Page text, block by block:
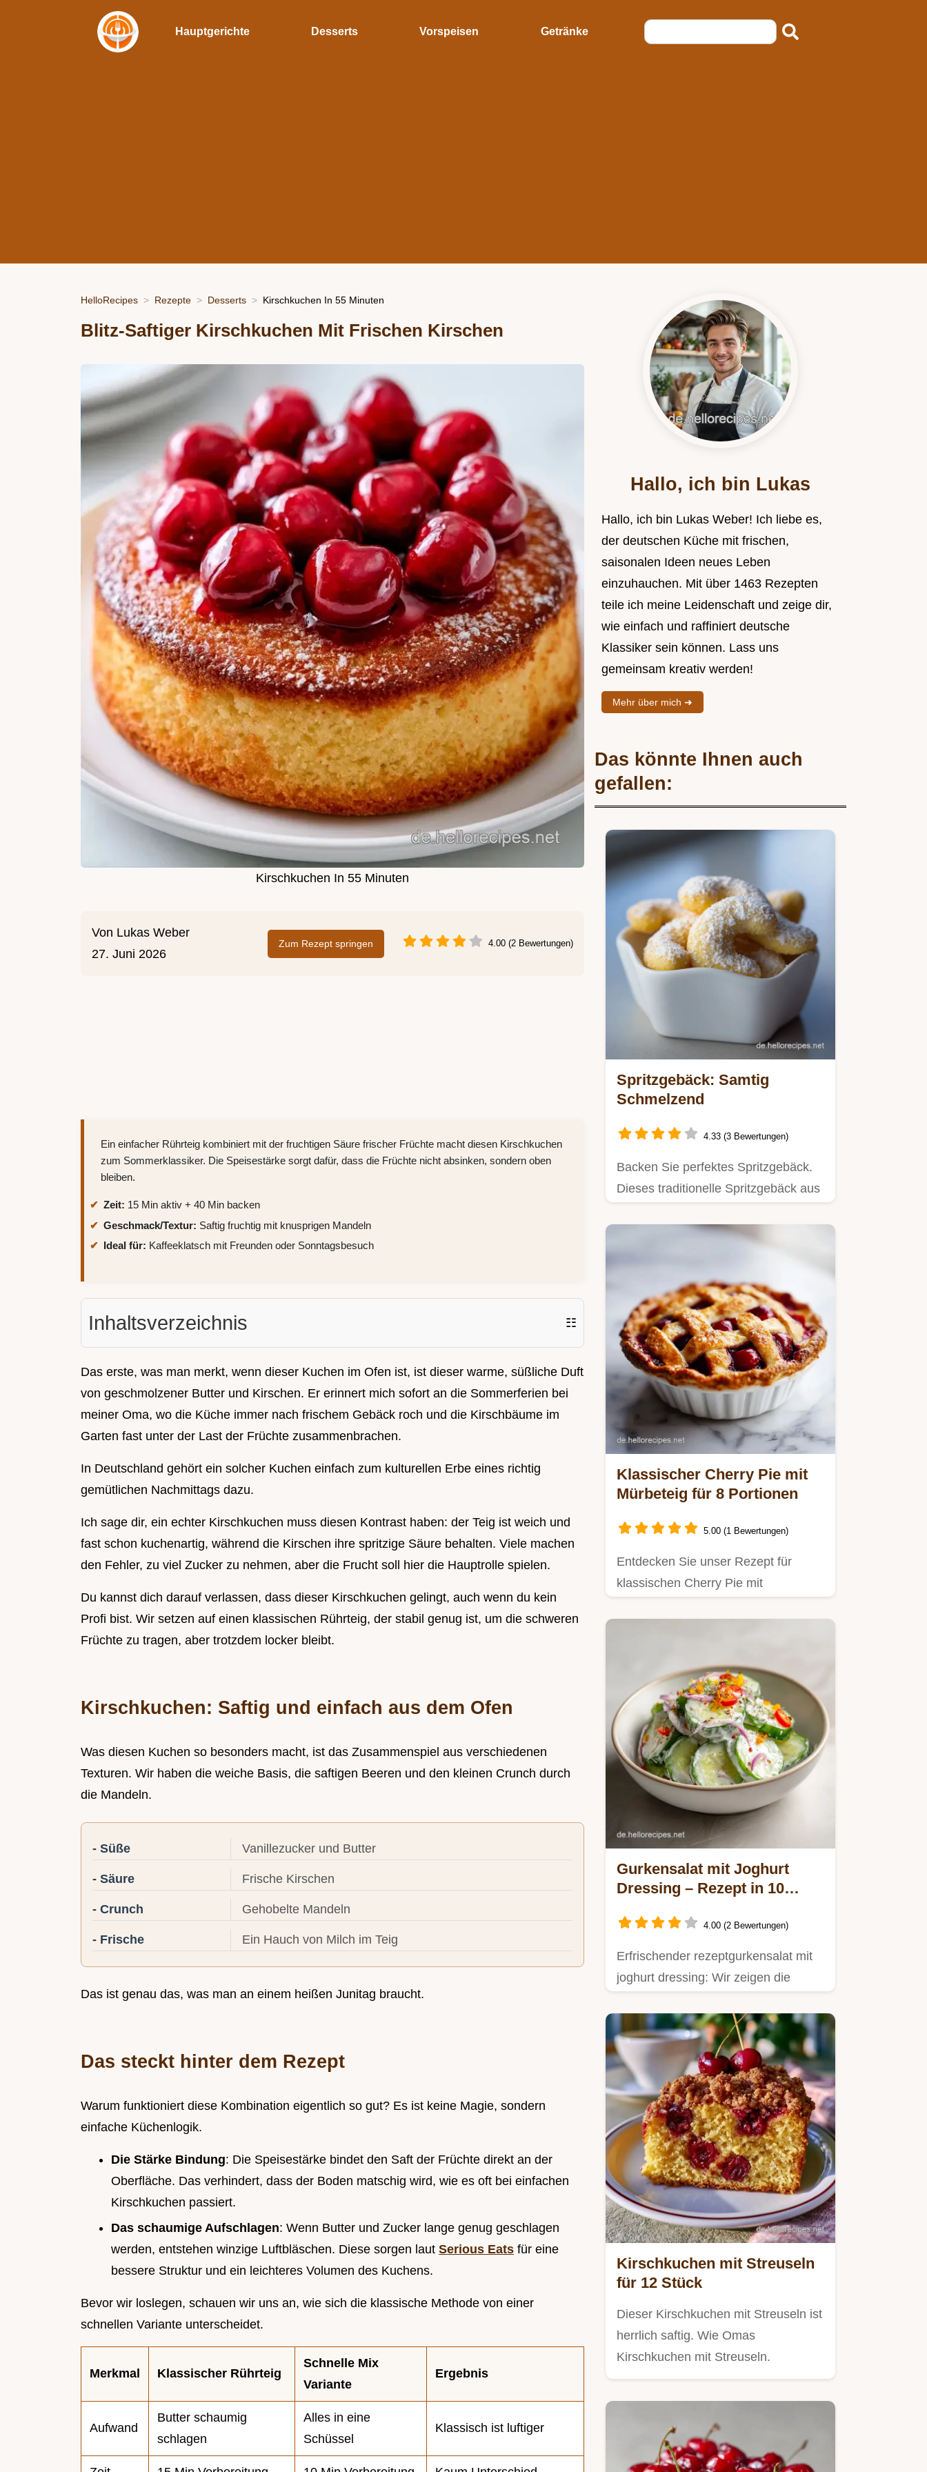
Hauptgerichte Desserts Vorspeisen Getränke
HelloRecipes Rezepte Desserts Kirschkuchen In 55 Minuten
Blitz-Saftiger Kirschkuchen Mit Frischen Kirschen
Kirschkuchen In 55 Minuten
Von Lukas Weber
27. Juni 2026
Zum Rezept springen 4.00 (2 Bewertungen)
Ein einfacher Rührteig kombiniert mit der fruchtigen Säure frischer Früchte macht diesen Kirschkuchen
zum Sommerklassiker. Die Speisestärke sorgt dafür, dass die Früchte nicht absinken, sondern oben
bleiben.
Zeit: 15 Min aktiv + 40 Min backen
Geschmack/Textur: Saftig fruchtig mit knusprigen Mandeln
Ideal für: Kaffeeklatsch mit Freunden oder Sonntagsbesuch
Inhaltsverzeichnis ☷
Das erste, was man merkt, wenn dieser Kuchen im Ofen ist, ist dieser warme, süßliche Duft
von geschmolzener Butter und Kirschen. Er erinnert mich sofort an die Sommerferien bei
meiner Oma, wo die Küche immer nach frischem Gebäck roch und die Kirschbäume im
Garten fast unter der Last der Früchte zusammenbrachen.
In Deutschland gehört ein solcher Kuchen einfach zum kulturellen Erbe eines richtig
gemütlichen Nachmittags dazu.
Ich sage dir, ein echter Kirschkuchen muss diesen Kontrast haben: der Teig ist weich und
fast schon kuchenartig, während die Kirschen ihre spritzige Säure behalten. Viele machen
den Fehler, zu viel Zucker zu nehmen, aber die Frucht soll hier die Hauptrolle spielen.
Du kannst dich darauf verlassen, dass dieser Kirschkuchen gelingt, auch wenn du kein
Profi bist. Wir setzen auf einen klassischen Rührteig, der stabil genug ist, um die schweren
Früchte zu tragen, aber trotzdem locker bleibt.
Kirschkuchen: Saftig und einfach aus dem Ofen
Was diesen Kuchen so besonders macht, ist das Zusammenspiel aus verschiedenen
Texturen. Wir haben die weiche Basis, die saftigen Beeren und den kleinen Crunch durch
die Mandeln.
- Süße Vanillezucker und Butter
- Säure Frische Kirschen
- Crunch Gehobelte Mandeln
- Frische Ein Hauch von Milch im Teig
Das ist genau das, was man an einem heißen Junitag braucht.
Das steckt hinter dem Rezept
Warum funktioniert diese Kombination eigentlich so gut? Es ist keine Magie, sondern
einfache Küchenlogik.
Die Stärke Bindung: Die Speisestärke bindet den Saft der Früchte direkt an der
Oberfläche. Das verhindert, dass der Boden matschig wird, wie es oft bei einfachen
Kirschkuchen passiert.
Das schaumige Aufschlagen: Wenn Butter und Zucker lange genug geschlagen
werden, entstehen winzige Luftbläschen. Diese sorgen laut Serious Eats für eine
bessere Struktur und ein leichteres Volumen des Kuchens.
Bevor wir loslegen, schauen wir uns an, wie sich die klassische Methode von einer
schnellen Variante unterscheidet.
Merkmal Klassischer Rührteig
Schnelle Mix
Variante
Ergebnis
Aufwand
Butter schaumig
schlagen
Alles in eine
Schüssel
Klassisch ist luftiger
Hallo, ich bin Lukas
Hallo, ich bin Lukas Weber! Ich liebe es,
der deutschen Küche mit frischen,
saisonalen Ideen neues Leben
einzuhauchen. Mit über 1463 Rezepten
teile ich meine Leidenschaft und zeige dir,
wie einfach und raffiniert deutsche
Klassiker sein können. Lass uns
gemeinsam kreativ werden!
Mehr über mich ➜
Das könnte Ihnen auch
gefallen:
Spritzgebäck: Samtig
Schmelzend
4.33 (3 Bewertungen)
Backen Sie perfektes Spritzgebäck.
Dieses traditionelle Spritzgebäck aus
Klassischer Cherry Pie mit
Mürbeteig für 8 Portionen
5.00 (1 Bewertungen)
Entdecken Sie unser Rezept für
klassischen Cherry Pie mit
Gurkensalat mit Joghurt
Dressing – Rezept in 10
4.00 (2 Bewertungen)
Erfrischender rezeptgurkensalat mit
joghurt dressing: Wir zeigen die
Kirschkuchen mit Streuseln
für 12 Stück
Dieser Kirschkuchen mit Streuseln ist
herrlich saftig. Wie Omas
Kirschkuchen mit Streuseln.